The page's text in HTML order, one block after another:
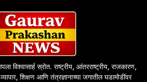
विश्वासार्ह स्रोत. राष्ट्रीय, आंतरराष्ट्रीय, राजकारण,
शिक्षण आणि तंत्रज्ञानाच्या जगातील घडामोडींवर